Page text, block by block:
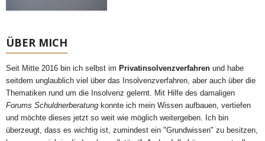
ÜBER MICH
Seit Mitte 2016 bin ich selbst im Privatinsolvenzverfahren und habe
seitdem unglaublich viel über das Insolvenzverfahren, aber auch über die
Thematiken rund um die Insolvenz gelernt. Mit Hilfe des damaligen
Forums Schuldnerberatung konnte ich mein Wissen aufbauen, vertiefen
und möchte dieses jetzt so weit wie möglich weitergeben. Ich bin
überzeugt, dass es wichtig ist, zumindest ein "Grundwissen" zu besitzen,